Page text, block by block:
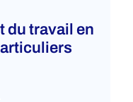
du travail en